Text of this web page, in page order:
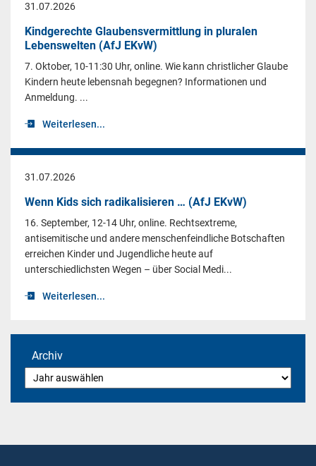
31.07.2026
Kindgerechte Glaubensvermittlung in pluralen
Lebenswelten (AfJ EKvW)
7. Oktober, 10-11:30 Uhr, online. Wie kann christlicher Glaube
Kindern heute lebensnah begegnen? Informationen und
Anmeldung. ...
Weiterlesen...
31.07.2026
Wenn Kids sich radikalisieren … (AfJ EKvW)
16. September, 12-14 Uhr, online. Rechtsextreme,
antisemitische und andere menschenfeindliche Botschaften
erreichen Kinder und Jugendliche heute auf
unterschiedlichsten Wegen – über Social Medi...
Weiterlesen...
Archiv